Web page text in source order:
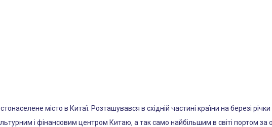
місто в Китаї. Розташувався в східній частині країни на березі
і фінансовим центром Китаю, а так само найбільшим в світі портом за